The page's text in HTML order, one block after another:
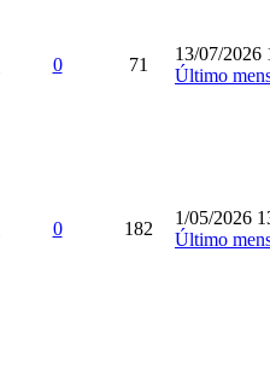
0 71
13/07/2026
Último
0 182
1/05/2026
Último